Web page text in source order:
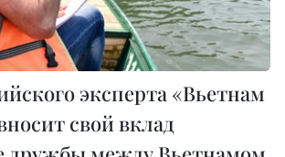
эксперта «Вьетнам
свой вклад